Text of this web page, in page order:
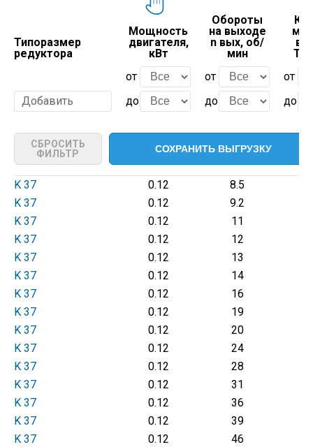
Типоразмер
редуктора
Мощность
двигателя,
кВт
Обороты
на выходе
n вых, об/
мин
Добавить
от
до
от
до
от
до
СБРОСИТЬ
ФИЛЬТР
K 37 0.12 8.5
K 37
0.12 9.2
K 37
0.12 11
K 37
0.12
12
K 37
0.12
13
K 37
0.12
14
K 37
0.12
16
K 37
0.12
19
K 37
0.12
20
K 37
0.12
24
K 37
0.12
28
K 37
0.12
31
K 37
0.12
36
K 37
0.12
39
K 37
0.12 46